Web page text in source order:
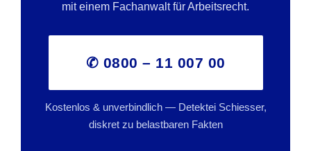
mit einem Fachanwalt für Arbeitsrecht.
✆ 0800 – 11 007 00
Kostenlos & unverbindlich — Detektei Schiesser,
diskret zu belastbaren Fakten